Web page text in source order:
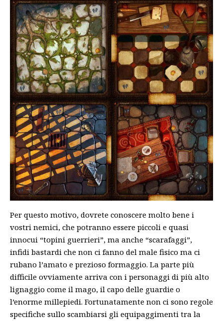
Per questo motivo, dovrete conoscere molto bene i
vostri nemici, che potranno essere piccoli e quasi
innocui “topini guerrieri”, ma anche “scarafaggi”,
infidi bastardi che non ci fanno del male fisico ma ci
rubano l’amato e prezioso formaggio. La parte più
difficile ovviamente arriva con i personaggi di più alto
lignaggio come il mago, il capo delle guardie o
l’enorme millepiedi. Fortunatamente non ci sono regole
specifiche sullo scambiarsi gli equipaggimenti tra la